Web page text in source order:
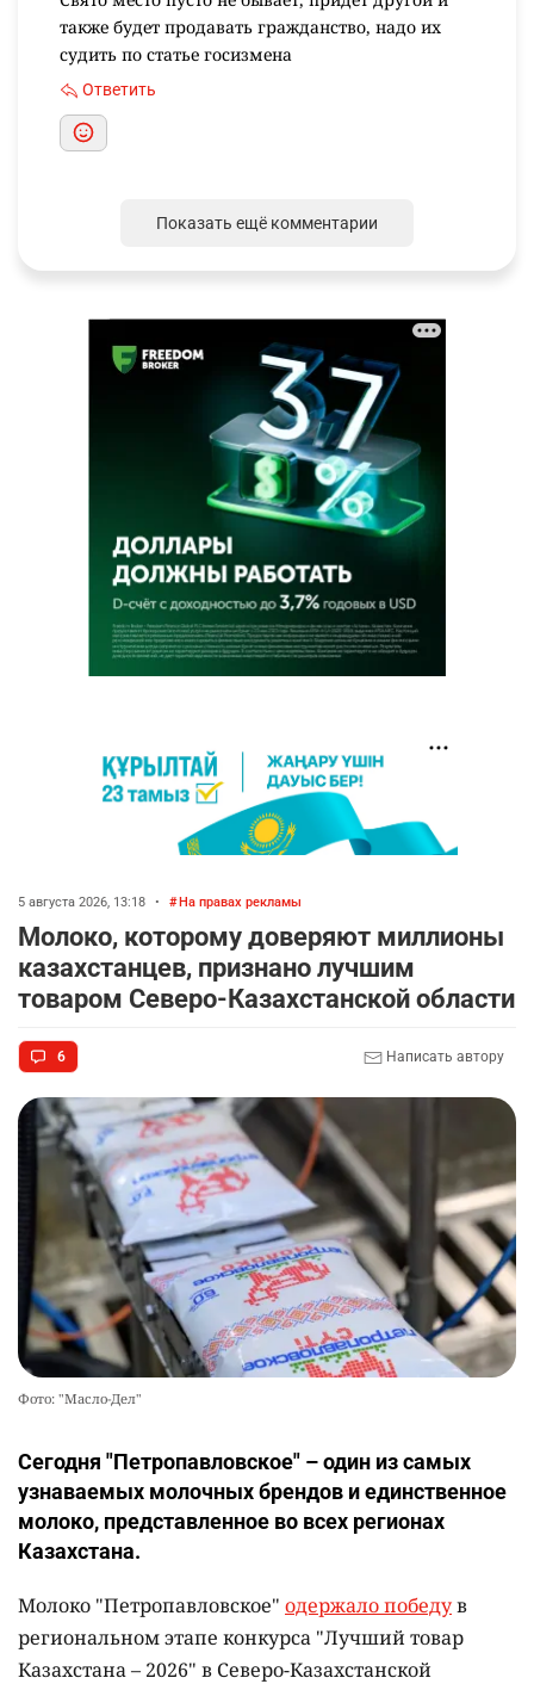
также будет продавать гражданство, надо их
судить по статье госизмена
Ответить
Показать ещё комментарии
5 августа 2026, 13:18 • На правах рекламы
Молоко, которому доверяют миллионы
казахстанцев, признано лучшим
товаром Северо-Казахстанской области
6 Написать автору
Фото: "Масло-Дел"
Сегодня "Петропавловское" – один из самых
узнаваемых молочных брендов и единственное
молоко, представленное во всех регионах
Казахстана.
Молоко "Петропавловское" одержало победув
региональном этапе конкурса "Лучший товар
Казахстана – 2026" в Северо-Казахстанской